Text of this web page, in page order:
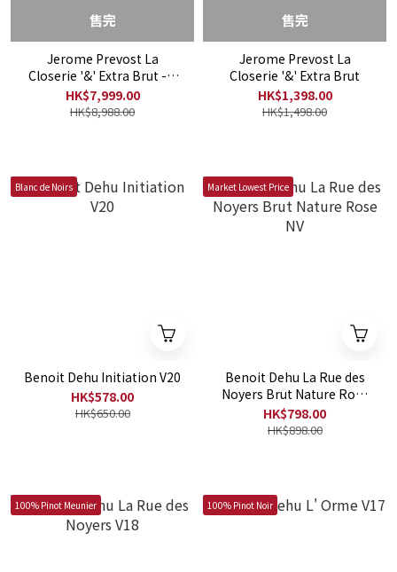
售完
Jerome Prevost La
Closerie '&' Extra Brut - 6
Bottles Offer
HK$7,999.00
HK$8,988.00
售完
Jerome Prevost La
Closerie '&' Extra Brut
HK$1,398.00
HK$1,498.00
Blanc de Noirs
Benoit Dehu Initiation V20
HK$578.00
HK$650.00
Market Lowest Price
Benoit Dehu La Rue des
Noyers Brut Nature Rose
NV
HK$798.00
HK$898.00
100% Pinot Meunier 100% Pinot Noir